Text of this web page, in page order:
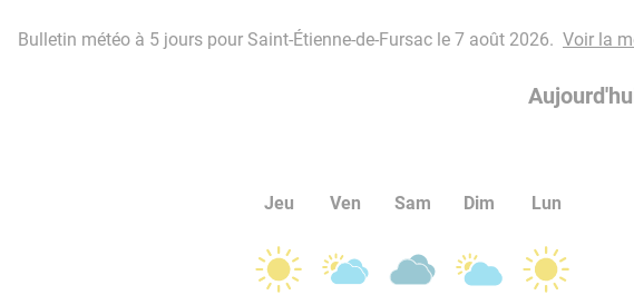
Bulletin météo à 5 jours pour Saint-Étienne-de-Fursac le 7 août 2026. Voir la
Jeu Ven Sam Dim Lun